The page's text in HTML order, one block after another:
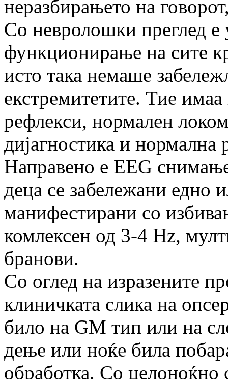
неразбирањето на
Со невролошки преглед е
функционирање на сите
исто така немаше
екстремитетите. Тие
рефлекси, нормален
дијагностика и нормална
Направено е EEG
деца се забележани едно
манифестирани со
комлексен од 3-4 Hz,
бранови.
Со оглед на изразените
клиничката слика на
било на GM тип или на
дење или ноќе била
обработка. Со целоноќно